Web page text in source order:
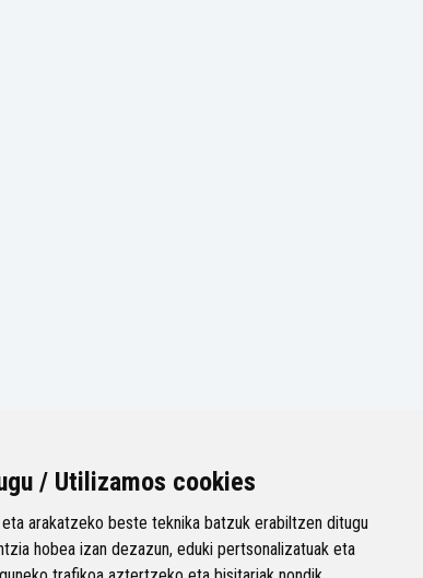
/ Utilizamos cookies
arakatzeko beste teknika batzuk erabiltzen ditugu
hobea izan dezazun, eduki pertsonalizatuak eta